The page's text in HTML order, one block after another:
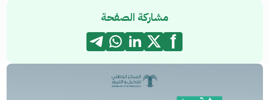
مشاركة الصفحة